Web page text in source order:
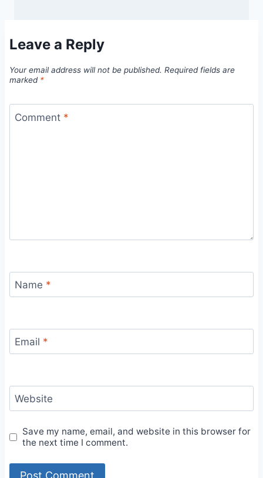
Leave a Reply
Your email address will not be published. Required fields are
marked *
Comment *
Name *
Email *
Website
Save my name, email, and website in this browser for
the next time I comment.